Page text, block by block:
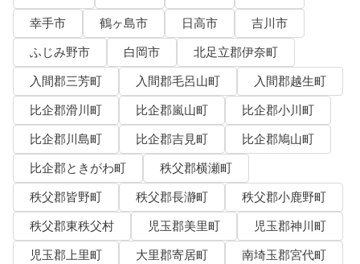
幸手市
鶴ヶ島市 日高市
吉川市
ふじみ野市
白岡市
北足立郡伊奈町
入間郡三芳町
入間郡毛呂山町
入間郡越生町
比企郡滑川町
比企郡嵐山町
比企郡小川町
比企郡川島町
比企郡吉見町
比企郡鳩山町
比企郡ときがわ町
秩父郡横瀬町
秩父郡皆野町
秩父郡長瀞町
秩父郡小鹿野町
秩父郡東秩父村
児玉郡美里町
児玉郡神川町
児玉郡上里町
大里郡寄居町
南埼玉郡宮代町